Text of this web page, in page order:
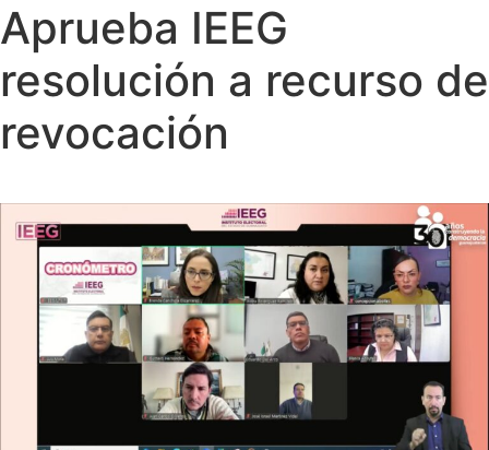
Aprueba IEEG
resolución a recurso de
revocación